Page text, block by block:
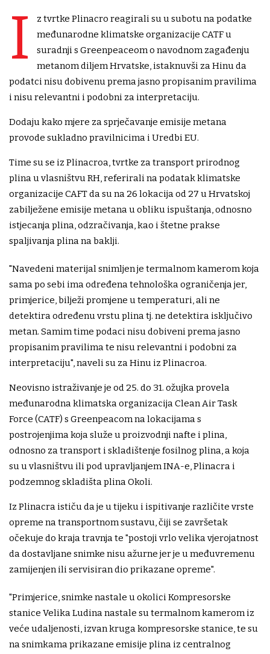
I
z tvrtke Plinacro reagirali su u subotu na podatke
međunarodne klimatske organizacije CATF u
suradnji s Greenpeaceom o navodnom zagađenju
metanom diljem Hrvatske, istaknuvši za Hinu da
podatci nisu dobivenu prema jasno propisanim pravilima
i nisu relevantni i podobni za interpretaciju.
Dodaju kako mjere za sprječavanje emisije metana
provode sukladno pravilnicima i Uredbi EU.
Time su se iz Plinacroa, tvrtke za transport prirodnog
plina u vlasništvu RH, referirali na podatak klimatske
organizacije CAFT da su na 26 lokacija od 27 u Hrvatskoj
zabilježene emisije metana u obliku ispuštanja, odnosno
istjecanja plina, odzračivanja, kao i štetne prakse
spaljivanja plina na baklji.
"Navedeni materijal snimljen je termalnom kamerom koja
sama po sebi ima određena tehnološka ograničenja jer,
primjerice, bilježi promjene u temperaturi, ali ne
detektira određenu vrstu plina tj. ne detektira isključivo
metan. Samim time podaci nisu dobiveni prema jasno
propisanim pravilima te nisu relevantni i podobni za
interpretaciju", naveli su za Hinu iz Plinacroa.
Neovisno istraživanje je od 25. do 31. ožujka provela
međunarodna klimatska organizacija Clean Air Task
Force (CATF) s Greenpeacom na lokacijama s
postrojenjima koja služe u proizvodnji nafte i plina,
odnosno za transport i skladištenje fosilnog plina, a koja
su u vlasništvu ili pod upravljanjem INA-e, Plinacra i
podzemnog skladišta plina Okoli.
Iz Plinacra ističu da je u tijeku i ispitivanje različite vrste
opreme na transportnom sustavu, čiji se završetak
očekuje do kraja travnja te "postoji vrlo velika vjerojatnost
da dostavljane snimke nisu ažurne jer je u međuvremenu
zamijenjen ili servisiran dio prikazane opreme".
"Primjerice, snimke nastale u okolici Kompresorske
stanice Velika Ludina nastale su termalnom kamerom iz
veće udaljenosti, izvan kruga kompresorske stanice, te su
na snimkama prikazane emisije plina iz centralnog